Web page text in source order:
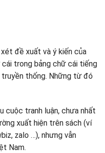
xét đề xuất và ý kiến ​​của
trong bảng chữ cái tiếng
thống. Những từ đó
cuộc tranh luận, chưa nhất
xuất hiện trên sách (ví
zalo …), nhưng vẫn
Nam.